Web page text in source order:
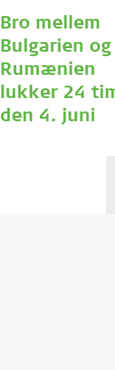
Bro mellem
Bulgarien og
Rumænien
lukker 24
den 4. juni